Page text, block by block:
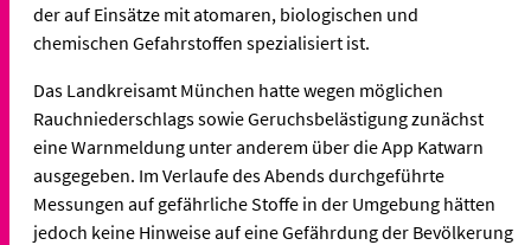
der auf Einsätze mit atomaren, biologischen und
chemischen Gefahrstoffen spezialisiert ist.
Das Landkreisamt München hatte wegen möglichen
Rauchniederschlags sowie Geruchsbelästigung zunächst
eine Warnmeldung unter anderem über die App Katwarn
ausgegeben. Im Verlaufe des Abends durchgeführte
Messungen auf gefährliche Stoffe in der Umgebung hätten
jedoch keine Hinweise auf eine Gefährdung der Bevölkerung